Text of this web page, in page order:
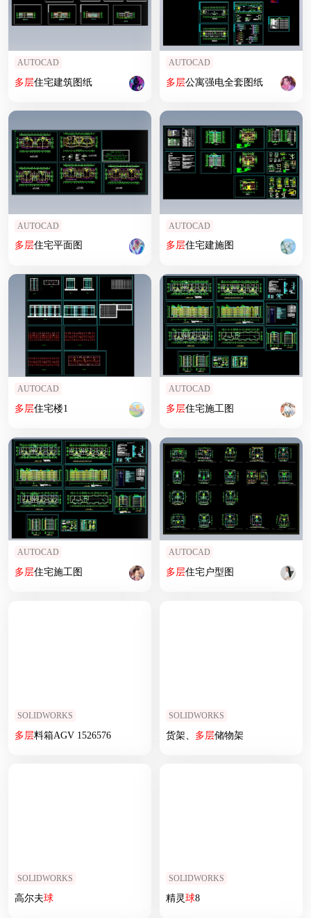
AUTOCAD
多层住宅建筑图纸
AUTOCAD
多层公寓强电全套图纸
AUTOCAD
多层住宅平面图
AUTOCAD
多层住宅建施图
AUTOCAD
多层住宅楼1
AUTOCAD
多层住宅施工图
AUTOCAD
多层住宅施工图
AUTOCAD
多层住宅户型图
SOLIDWORKS
多层料箱AGV 1526576
SOLIDWORKS
货架、 多层储物架
SOLIDWORKS
高尔夫球
SOLIDWORKS
精灵球8